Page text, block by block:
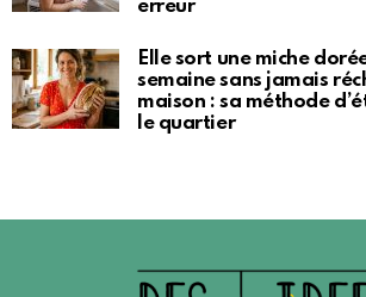
erreur
Elle sort une miche
semaine sans jamais
maison : sa méthode
le quartier